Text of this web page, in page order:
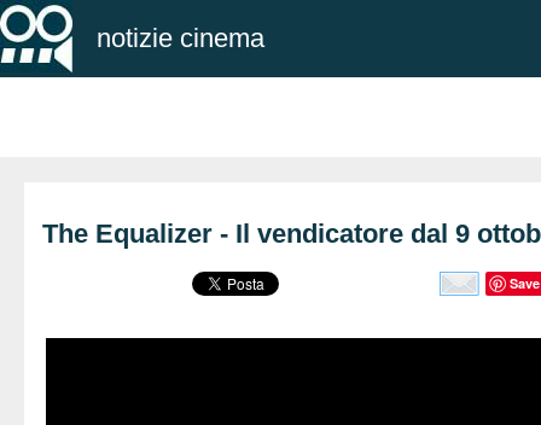
notizie cinema
The Equalizer - Il vendicatore dal 9
Save